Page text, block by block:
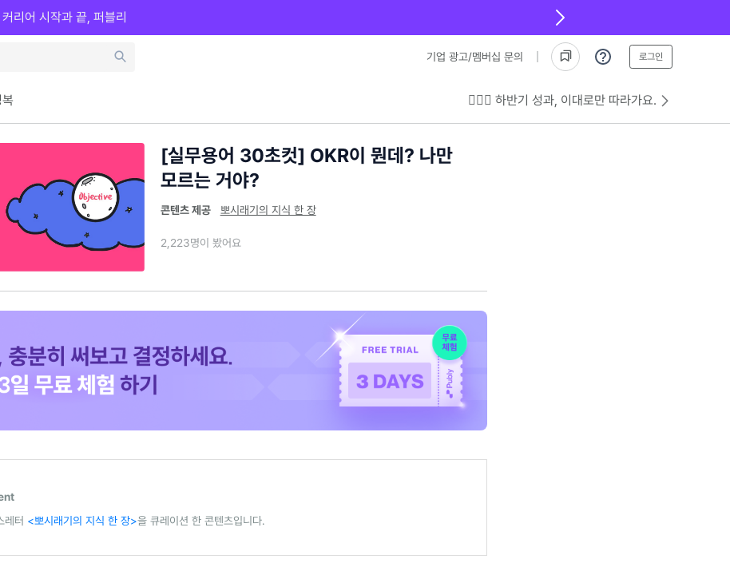
기업 광고/멤버십 문의 로그인
💁🏻‍♂️ 하반기 성과, 이대로만 따라가요.
리어 시작과 끝, 퍼블리
[실무용어 30초컷] OKR이 뭔데? 나만
모르는 거야?
콘텐츠 제공 뽀시래기의 지식 한 장
2,223명이 봤어요
레터 <뽀시래기의 지식 한 장>을 큐레이션 한 콘텐츠입니다.